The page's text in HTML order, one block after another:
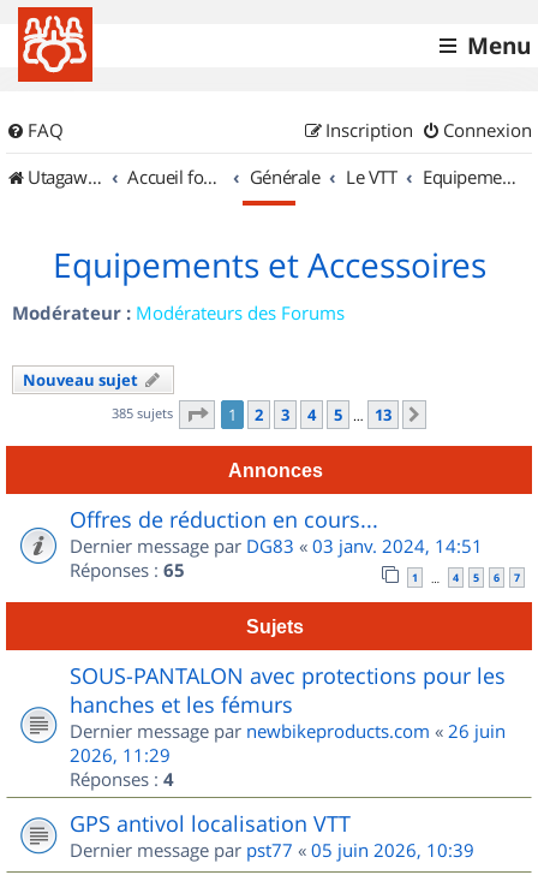
Menu
FAQ Connexion
Inscription
UtagawaVTT (Randos VTT et VTTAE avec traces GPS)
Accueil forum Générale Le VTT Equipements et Accessoires
Equipements et Accessoires
Modérateur : Modérateurs des Forums
Nouveau sujet
385 sujets Page 1sur
1 2 3 4 5 … 13
Annonces
Offres de réduction en cours...
Dernier message par DG83 « 03 janv. 2024, 14:51
Réponses : 65 1 … 4 5 6 7
Sujets
SOUS-PANTALON avec protections pour les
hanches et les fémurs
Dernier message par newbikeproducts.com « 26 juin
2026, 11:29
Réponses : 4
GPS antivol localisation VTT
Dernier message par pst77 « 05 juin 2026, 10:39